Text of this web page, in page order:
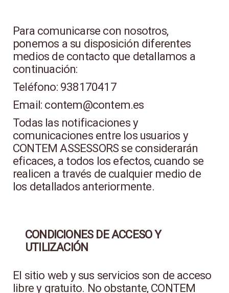
Para comunicarse con nosotros,
ponemos a su disposición diferentes
medios de contacto que detallamos a
continuación:
Teléfono: 938170417
Email: contem@contem.es
Todas las notificaciones y
comunicaciones entre los usuarios y
CONTEM ASSESSORS se considerarán
eficaces, a todos los efectos, cuando se
realicen a través de cualquier medio de
los detallados anteriormente.
CONDICIONES DE ACCESO Y
UTILIZACIÓN
El sitio web y sus servicios son de acceso
libre y gratuito. No obstante, CONTEM